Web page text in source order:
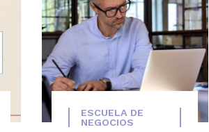
ESCUELA DE
NEGOCIOS